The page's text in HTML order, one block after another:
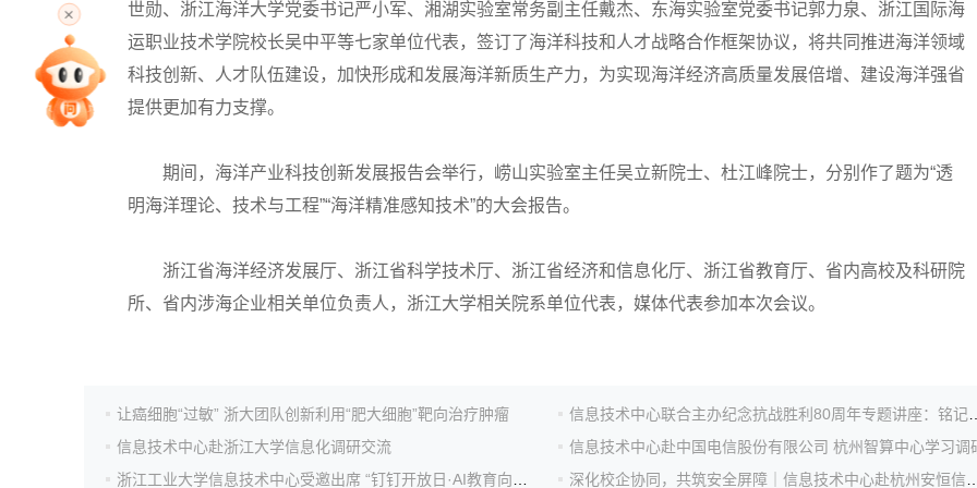
世勋、浙江海洋大学党委书记严小军、湘湖实验室常务副主任戴杰、东海实验室党委书记郭力泉、浙江国际海
运职业技术学院校长吴中平等七家单位代表，签订了海洋科技和人才战略合作框架协议，将共同推进海洋领域
科技创新、人才队伍建设，加快形成和发展海洋新质生产力，为实现海洋经济高质量发展倍增、建设海洋强省
提供更加有力支撑。
期间，海洋产业科技创新发展报告会举行，崂山实验室主任吴立新院士、杜江峰院士，分别作了题为“透
明海洋理论、技术与工程”“海洋精准感知技术”的大会报告。
浙江省海洋经济发展厅、浙江省科学技术厅、浙江省经济和信息化厅、浙江省教育厅、省内高校及科研院
所、省内涉海企业相关单位负责人，浙江大学相关院系单位代表，媒体代表参加本次会议。
让癌细胞“过敏” 浙大团队创新利用“肥大细胞”靶向治疗肿瘤
信息技术中心赴浙江大学信息化调研交流
信息技术中心赴中国电信股份有限公司 杭州智算中心学习调
专家指导课